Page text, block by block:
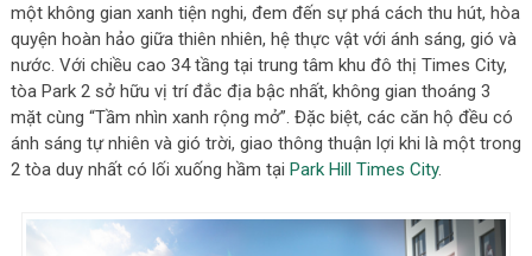
một không gian xanh tiện nghi, đem đến sự phá cách thu hút, hòa
quyện hoàn hảo giữa thiên nhiên, hệ thực vật với ánh sáng, gió và
nước. Với chiều cao 34 tầng tại trung tâm khu đô thị Times City,
tòa Park 2 sở hữu vị trí đắc địa bậc nhất, không gian thoáng 3
mặt cùng “Tầm nhìn xanh rộng mở”. Đặc biệt, các căn hộ đều có
ánh sáng tự nhiên và gió trời, giao thông thuận lợi khi là một trong
2 tòa duy nhất có lối xuống hầm tại Park Hill Times City.